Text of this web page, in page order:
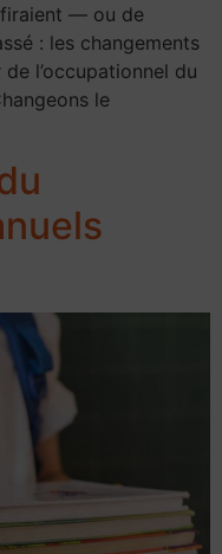
— ou de
: les changements
l’occupationnel du
le